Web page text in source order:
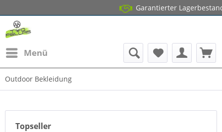
Garantierter Lagerbestand*
Menü
Outdoor Bekleidung
Topseller